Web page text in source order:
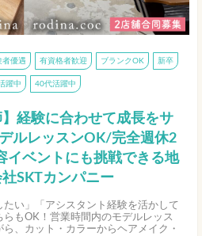
者優遇 有資格者歓迎 ブランクOK 新卒
躍中 40代活躍中
】経験に合わせて成長をサ
ルレッスンOK/完全週休2
イベントにも挑戦できる地
SKTカンパニー
たい」「アシスタント経験を活かして
もOK！営業時間内のモデルレッス
、カット・カラーからヘアメイク・